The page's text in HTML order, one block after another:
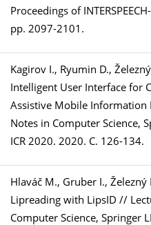
Proceedings of
pp. 2097-2101.
Kagirov I., Ryumin D.,
Intelligent User Interface for
Assistive Mobile Information
Notes in Computer Science,
ICR 2020. 2020. С. 126-134.
Hlaváč M., Gruber I., Železný
Lipreading with LipsID //
Computer Science, Springer